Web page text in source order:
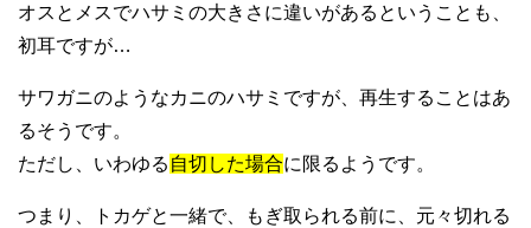
オスとメスでハサミの大きさに違いがあるということも、
初耳ですが…
サワガニのようなカニのハサミですが、再生することはあ
るそうです。
ただし、いわゆる 自切した場合に限るようです。
つまり、トカゲと一緒で、もぎ取られる前に、元々切れる